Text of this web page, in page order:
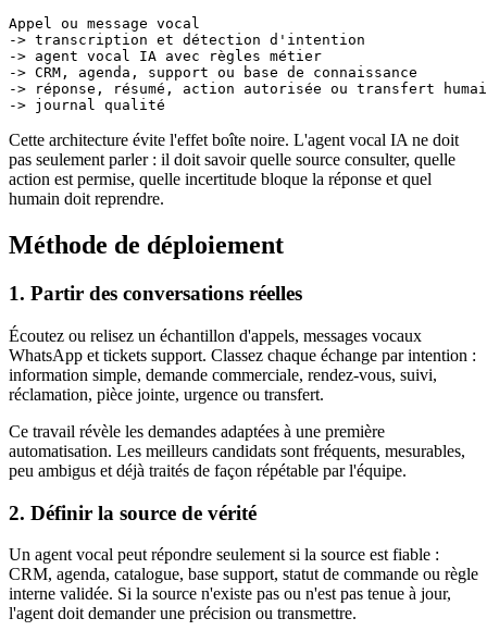
Appel ou message vocal
-> transcription et détection d'intention
-> agent vocal IA avec règles métier
-> CRM, agenda, support ou base de connaissance
-> réponse, résumé, action autorisée ou transfert
Cette architecture évite l'effet boîte noire. L'agent vocal IA ne doit
pas seulement parler : il doit savoir quelle source consulter, quelle
action est permise, quelle incertitude bloque la réponse et quel
humain doit reprendre.
Méthode de déploiement
1. Partir des conversations réelles
Écoutez ou relisez un échantillon d'appels, messages vocaux
WhatsApp et tickets support. Classez chaque échange par intention :
information simple, demande commerciale, rendez-vous, suivi,
réclamation, pièce jointe, urgence ou transfert.
Ce travail révèle les demandes adaptées à une première
automatisation. Les meilleurs candidats sont fréquents, mesurables,
peu ambigus et déjà traités de façon répétable par l'équipe.
2. Définir la source de vérité
Un agent vocal peut répondre seulement si la source est fiable :
CRM, agenda, catalogue, base support, statut de commande ou règle
interne validée. Si la source n'existe pas ou n'est pas tenue à jour,
l'agent doit demander une précision ou transmettre.